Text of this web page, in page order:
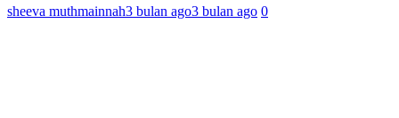
sheeva muthmainnah3 bulan ago3 bulan ago 0